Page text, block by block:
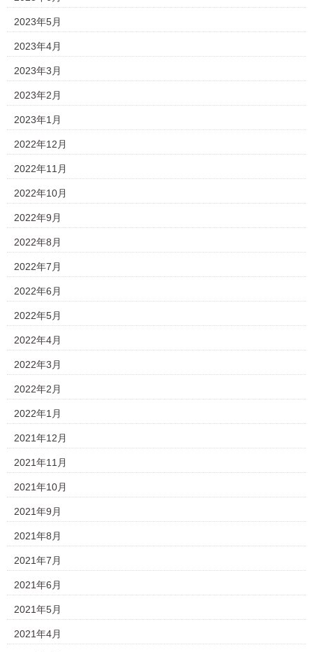
2023年5月
2023年4月
2023年3月
2023年2月
2023年1月
2022年12月
2022年11月
2022年10月
2022年9月
2022年8月
2022年7月
2022年6月
2022年5月
2022年4月
2022年3月
2022年2月
2022年1月
2021年12月
2021年11月
2021年10月
2021年9月
2021年8月
2021年7月
2021年6月
2021年5月
2021年4月